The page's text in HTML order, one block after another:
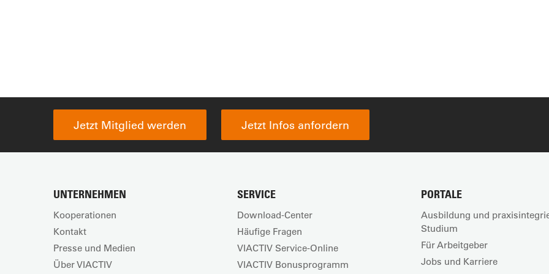
Jetzt Mitglied werden Jetzt Infos anfordern
UNTERNEHMEN
Kooperationen
Kontakt
Presse und Medien
Über VIACTIV
SERVICE
Download-Center
Häufige Fragen
VIACTIV Service-Online
VIACTIV Bonusprogramm
PORTALE
Ausbildung und
Studium
Für Arbeitgeber
Jobs und Karriere